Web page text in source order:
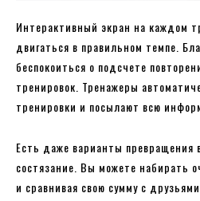
Интерактивный экран на каждом
двигаться в правильном темпе.
беспокоиться о подсчете
тренировок. Тренажеры
тренировки и посылают всю
Есть даже варианты превращения
состязание. Вы можете набирать
и сравнивая свою сумму с